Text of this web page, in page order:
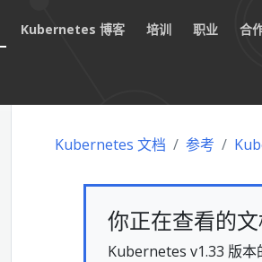
Kubernetes 博客 培训 职业 合
Kubernetes 文档 参考
你正在查看的
Kubernetes v1.33 版本